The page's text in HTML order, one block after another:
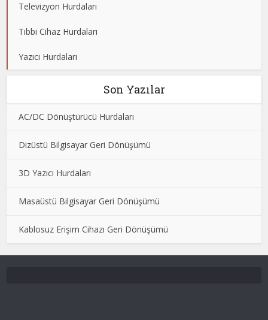
Televizyon Hurdaları
Tıbbi Cihaz Hurdaları
Yazıcı Hurdaları
Son Yazılar
AC/DC Dönüştürücü Hurdaları
Dizüstü Bilgisayar Geri Dönüşümü
3D Yazıcı Hurdaları
Masaüstü Bilgisayar Geri Dönüşümü
Kablosuz Erişim Cihazı Geri Dönüşümü